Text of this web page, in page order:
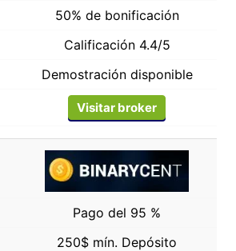
50% de bonificación
Calificación 4.4/5
Demostración disponible
Visitar broker
Pago del 95 %
250$ mín. Depósito